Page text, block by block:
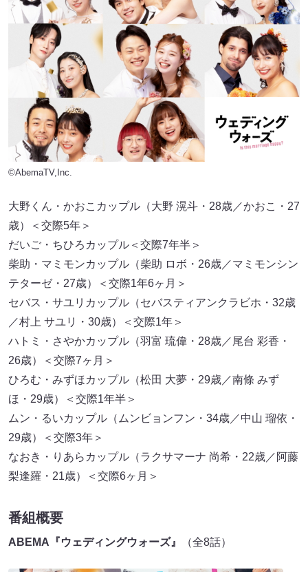
©AbemaTV,Inc.
大野くん・かおこカップル（大野 滉斗・28歳／かおこ・27
歳）＜交際5年＞
だいご・ちひろカップル＜交際7年半＞
柴助・マミモンカップル（柴助 ロボ・26歳／マミモンシン
テターゼ・27歳）＜交際1年6ヶ月＞
セバス・サユリカップル（セバスティアンクラビホ・32歳
／村上 サユリ・30歳）＜交際1年＞
ハトミ・さやかカップル（羽富 琉偉・28歳／尾台 彩香・
26歳）＜交際7ヶ月＞
ひろむ・みずほカップル（松田 大夢・29歳／南條 みず
ほ・29歳）＜交際1年半＞
ムン・るいカップル（ムンビョンフン・34歳／中山 瑠依・
29歳）＜交際3年＞
なおき・りあらカップル（ラクサマーナ 尚希・22歳／阿藤
梨逢羅・21歳）＜交際6ヶ月＞
番組概要
ABEMA『ウェディングウォーズ』 （全8話）